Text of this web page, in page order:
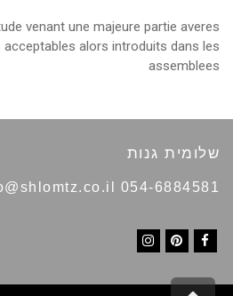
venant une majeure partie averes
alors introduits dans les
assemblees
שלומית גנות
054-6884581 studio@shlomtz.co.il
i